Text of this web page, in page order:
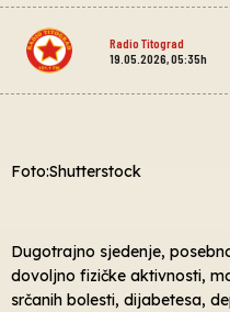
Radio Titograd
19.05.2026, 05:35h
Foto:Shutterstock
Dugotrajno sjedenje,
dovoljno fizičke aktivnosti,
srčanih bolesti, dijabetesa,